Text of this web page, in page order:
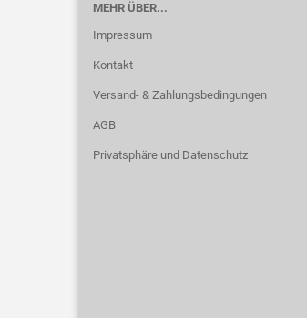
MEHR ÜBER...
Impressum
Kontakt
Versand- & Zahlungsbedingungen
AGB
Privatsphäre und Datenschutz